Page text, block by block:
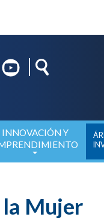
yt
INNOVACIÓN Y
la Mujer